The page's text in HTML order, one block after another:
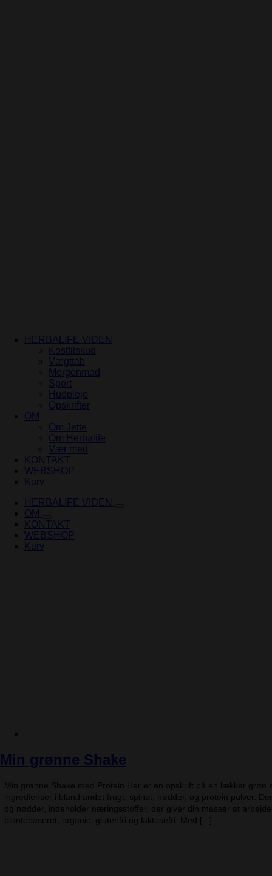
HERBALIFE VIDEN
Kosttilskud
Vægttab
Morgenmad
Sport
Hudpleje
Opskrifter
OM
Om Jette
Om Herbalife
Vær med
KONTAKT
WEBSHOP
Kurv
HERBALIFE VIDEN
OM
KONTAKT
WEBSHOP
Kurv
Min grønne Shake
Min grønne Shake med Protein Her er en opskrift på en lækker
ingredienser i bland andet frugt, spinat, nødder, og protein pulver.
og nødder, indeholder næringsstoffer, der giver din masser at
plantebaseret, organic, glutenfri og laktosefri. Med [...]